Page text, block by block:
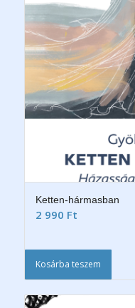
Ketten-hármasban
2 990 Ft
Kosárba teszem